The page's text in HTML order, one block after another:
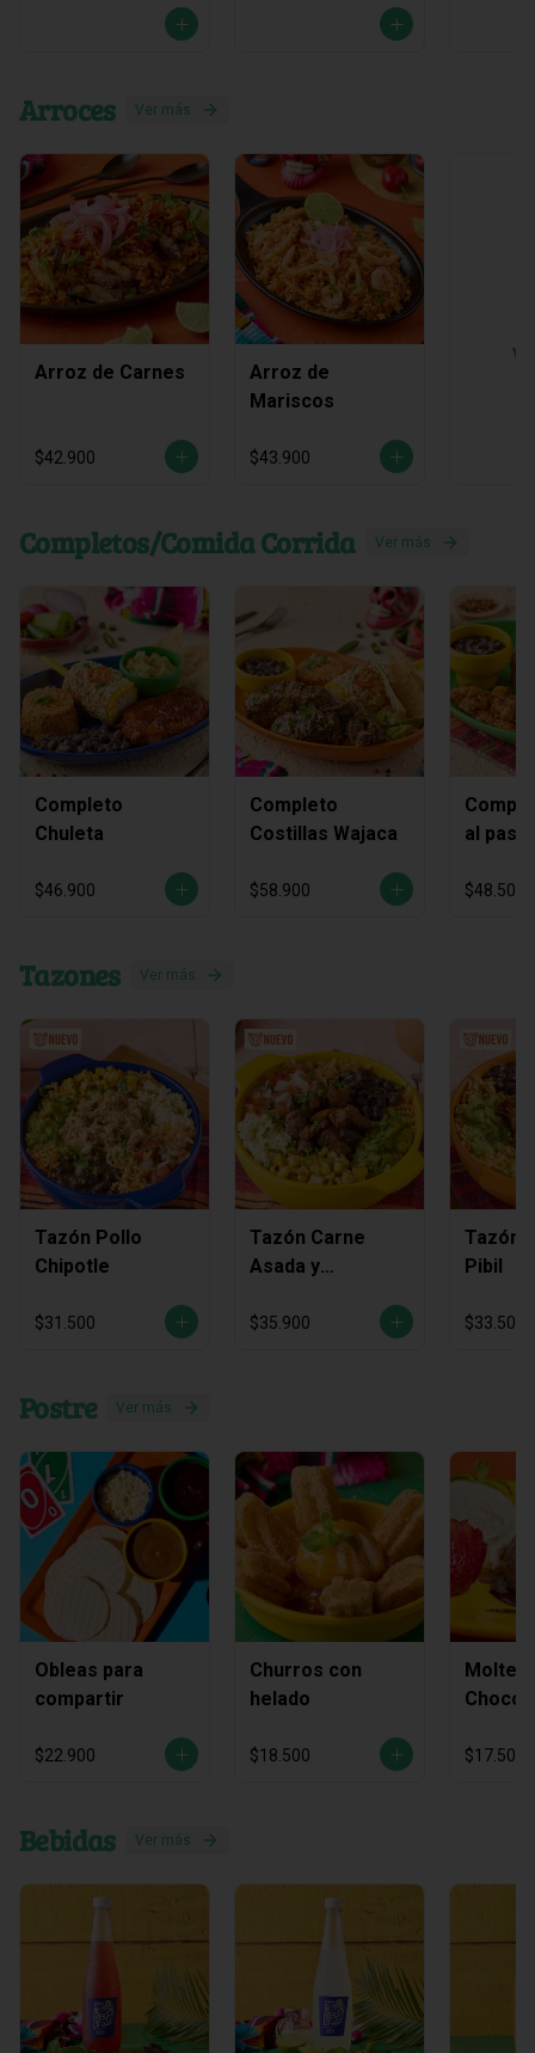
Arroces Ver más
Arroz de Carnes
$42.900
Arroz de
Mariscos
$43.900
Completos/Comida Corrida Ver más
Completo
Chuleta
$46.900
Completo
Costillas Wajaca
$58.900
al
$48.500
Tazones Ver más
Tazón Pollo
Chipotle
$31.500
Tazón Carne
Asada y
$35.900
Tazón
Pibil
$33.500
Postre Ver más
Obleas para
compartir
$22.900
Churros con
helado
$18.500
Molten
$17.500
Bebidas Ver más